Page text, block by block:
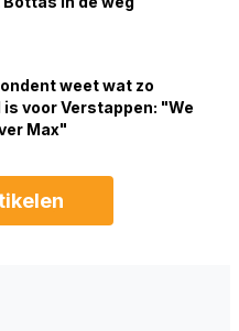
weet wat zo
voor Verstappen: "We
Max"